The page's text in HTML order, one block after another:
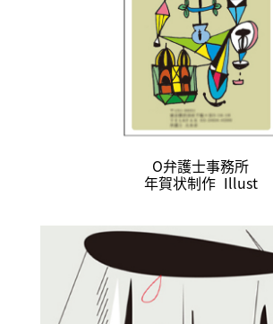
O弁護士事務所
年賀状制作 Illust